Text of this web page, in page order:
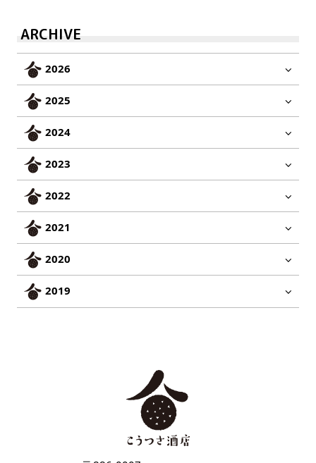
ARCHIVE
2026
2025
2024
2023
2022
2021
2020
2019